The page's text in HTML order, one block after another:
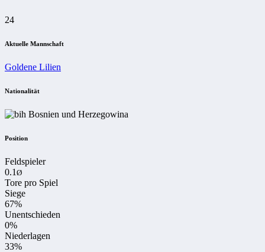
24
Aktuelle Mannschaft
Goldene Lilien
Nationalität
Bosnien und Herzegowina
Position
Feldspieler
0.1 Ø
Tore pro Spiel
Siege
67%
Unentschieden
0%
Niederlagen
33%